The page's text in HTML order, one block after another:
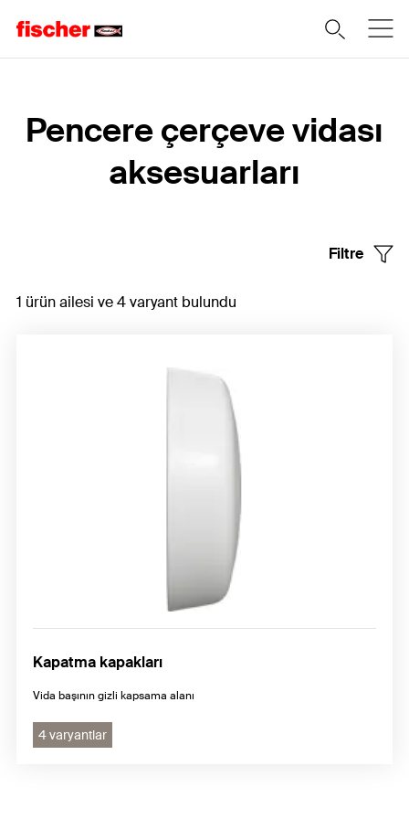
Pencere çerçeve vidası
aksesuarları
Filtre
1 ürün ailesi ve 4 varyant bulundu
Kapatma kapakları
Vida başının gizli kapsama alanı
4 varyantlar